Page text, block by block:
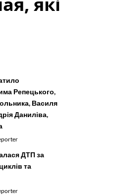
Репецького,
Василя
Даниліва,
ДТП за
та